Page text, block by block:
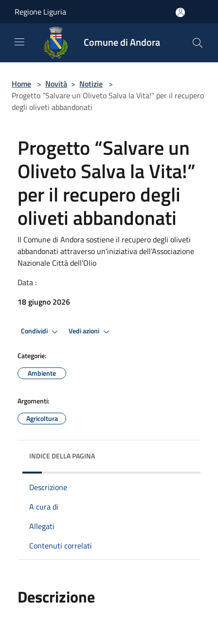
Regione Liguria
Comune di Andora
Home > Novità > Notizie >
Progetto “Salvare un Oliveto Salva la Vita!” per il recupero
degli oliveti abbandonati
Progetto “Salvare un
Oliveto Salva la Vita!”
per il recupero degli
oliveti abbandonati
Il Comune di Andora sostiene il recupero degli oliveti
abbandonati attraverso un'iniziativa dell’Associazione
Nazionale Città dell’Olio
Data :
18 giugno 2026
Condividi Vedi azioni
Categorie:
Ambiente
Argomenti:
Agricoltura
INDICE DELLA PAGINA
Descrizione
A cura di
Allegati
Contenuti correlati
Descrizione